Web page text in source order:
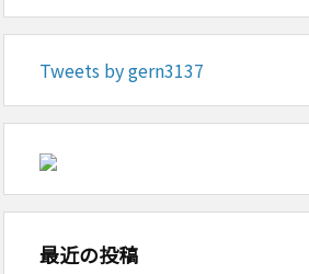
Tweets by gern3137
最近の投稿